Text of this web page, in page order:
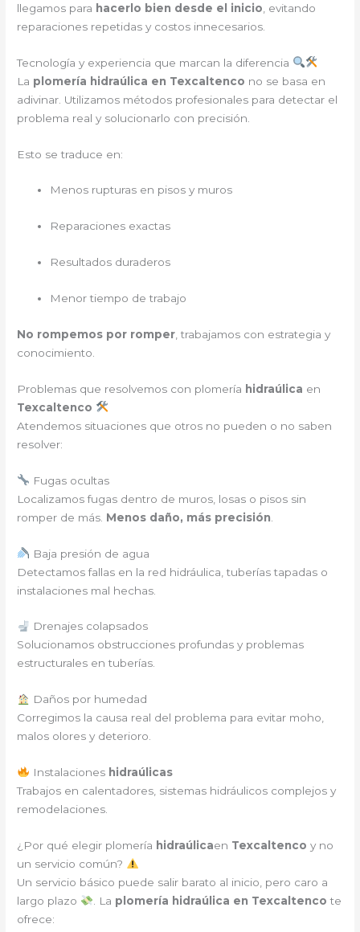
llegamos para hacerlo bien desde el inicio , evitando
reparaciones repetidas y costos innecesarios.
Tecnología y experiencia que marcan la diferencia
La plomería hidraúlica en Texcaltenco no se basa en
adivinar. Utilizamos métodos profesionales para detectar el
problema real y solucionarlo con precisión.
Esto se traduce en:
Menos rupturas en pisos y muros
Reparaciones exactas
Resultados duraderos
Menor tiempo de trabajo
No rompemos por romper , trabajamos con estrategia y
conocimiento.
Problemas que resolvemos con plomería hidraúlica en
Texcaltenco
Atendemos situaciones que otros no pueden o no saben
resolver:
Fugas ocultas
Localizamos fugas dentro de muros, losas o pisos sin
romper de más. Menos daño, más precisión
Baja presión de agua
Detectamos fallas en la red hidráulica, tuberías tapadas o
instalaciones mal hechas.
Drenajes colapsados
Solucionamos obstrucciones profundas y problemas
estructurales en tuberías.
Daños por humedad
Corregimos la causa real del problema para evitar moho,
malos olores y deterioro.
Instalaciones hidraúlicas
Trabajos en calentadores, sistemas hidráulicos complejos y
remodelaciones.
¿Por qué elegir plomería hidraúlicaen Texcaltencoy no
un servicio común?
Un servicio básico puede salir barato al inicio, pero caro a
largo plazo
. La plomería hidraúlica en Texcaltencote
ofrece: